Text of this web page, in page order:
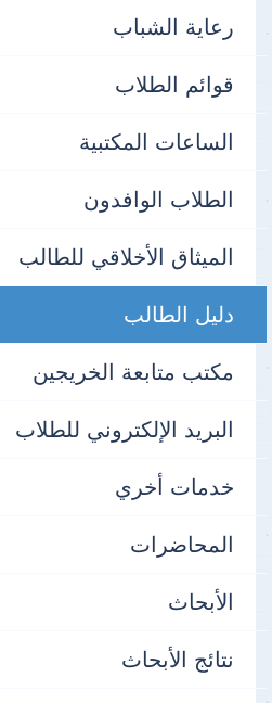
رعاية الشباب
قوائم الطلاب
الساعات المكتبية
الطلاب الوافدون
الميثاق الأخلاقي للطالب
دليل الطالب
مكتب متابعة الخريجين
البريد الإلكتروني للطلاب
خدمات أخري
المحاضرات
الأبحاث
نتائج الأبحاث